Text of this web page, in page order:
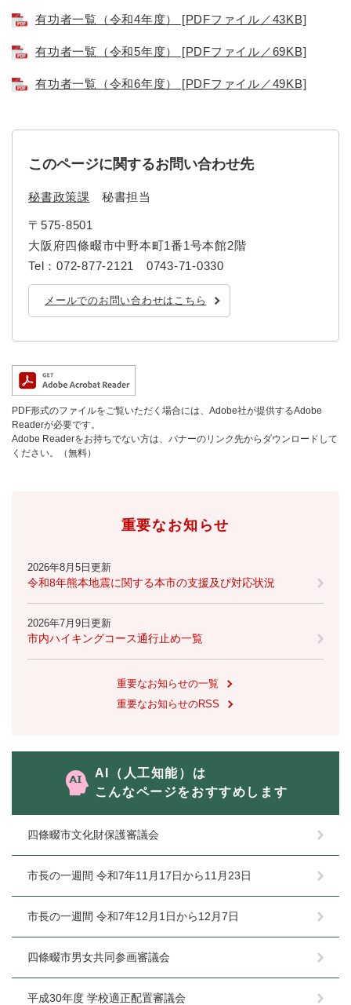
有功者一覧（令和4年度） [PDFファイル／43KB]
有功者一覧（令和5年度） [PDFファイル／69KB]
有功者一覧（令和6年度） [PDFファイル／49KB]
このページに関するお問い合わせ先
秘書政策課 秘書担当
〒575-8501
大阪府四條畷市中野本町1番1号本館2階
Tel：072-877-2121 0743-71-0330
メールでのお問い合わせはこちら
PDF形式のファイルをご覧いただく場合には、Adobe社が提供するAdobe
Readerが必要です。
Adobe Readerをお持ちでない方は、バナーのリンク先からダウンロードして
ください。（無料）
重要なお知らせ
2026年8月5日更新
令和8年熊本地震に関する本市の支援及び対応状況
2026年7月9日更新
市内ハイキングコース通行止め一覧
重要なお知らせの一覧
重要なお知らせのRSS
AI（人工知能）は
こんなページをおすすめします
四條畷市文化財保護審議会
市長の一週間 令和7年11月17日から11月23日
市長の一週間 令和7年12月1日から12月7日
四條畷市男女共同参画審議会
平成30年度 学校適正配置審議会